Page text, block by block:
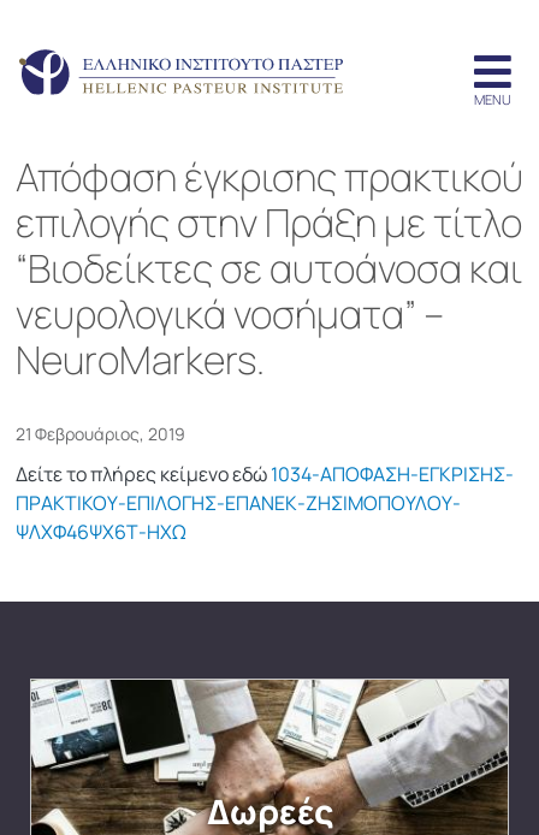
Απόφαση έγκρισης πρακτικού
επιλογής στην Πράξη με τίτλο
“Βιοδείκτες σε αυτοάνοσα και
νευρολογικά νοσήματα” –
NeuroMarkers.
21 Φεβρουάριος, 2019
Δείτε το πλήρες κείμενο εδώ1034-ΑΠΟΦΑΣΗ-ΕΓΚΡΙΣΗΣ-
ΠΡΑΚΤΙΚΟΥ-ΕΠΙΛΟΓΗΣ-ΕΠΑΝΕΚ-ΖΗΣΙΜΟΠΟΥΛΟΥ-
ΨΛΧΦ46ΨΧ6Τ-ΗΧΩ
Δωρεές